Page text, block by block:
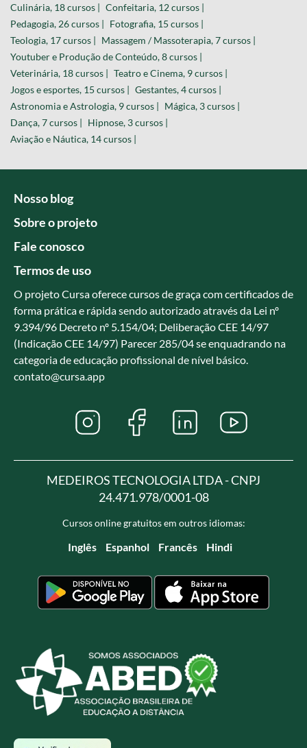
Culinária, 18 cursos | Confeitaria, 12 cursos |
Pedagogia, 26 cursos | Fotografia, 15 cursos |
Teologia, 17 cursos | Massagem / Massoterapia, 7 cursos |
Youtuber e Produção de Conteúdo, 8 cursos |
Veterinária, 18 cursos | Teatro e Cinema, 9 cursos |
Jogos e esportes, 15 cursos | Gestantes, 4 cursos |
Astronomia e Astrologia, 9 cursos | Mágica, 3 cursos |
Dança, 7 cursos | Hipnose, 3 cursos |
Aviação e Náutica, 14 cursos |
Nosso blog
Sobre o projeto
Fale conosco
Termos de uso
O projeto Cursa oferece cursos de graça com certificados de
forma prática e rápida sendo autorizado através da Lei nº
9.394/96 Decreto nº 5.154/04; Deliberação CEE 14/97
(Indicação CEE 14/97) Parecer 285/04 se enquadrando na
categoria de educação profissional de nível básico.
contato@cursa.app
MEDEIROS TECNOLOGIA LTDA - CNPJ
24.471.978/0001-08
Cursos online gratuitos em outros idiomas:
Inglês Espanhol Francês Hindi